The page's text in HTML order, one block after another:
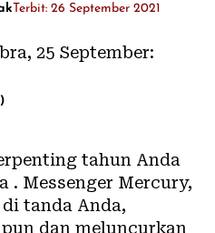
Terbit: 26 September 2021
tahun Anda
. Messenger Mercury,
tanda Anda,
dan meluncurkan